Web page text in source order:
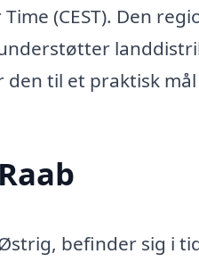
(CEST). Den
til et praktisk
befinder sig i